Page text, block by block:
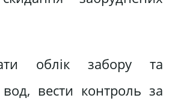
облік забору та
вести контроль за